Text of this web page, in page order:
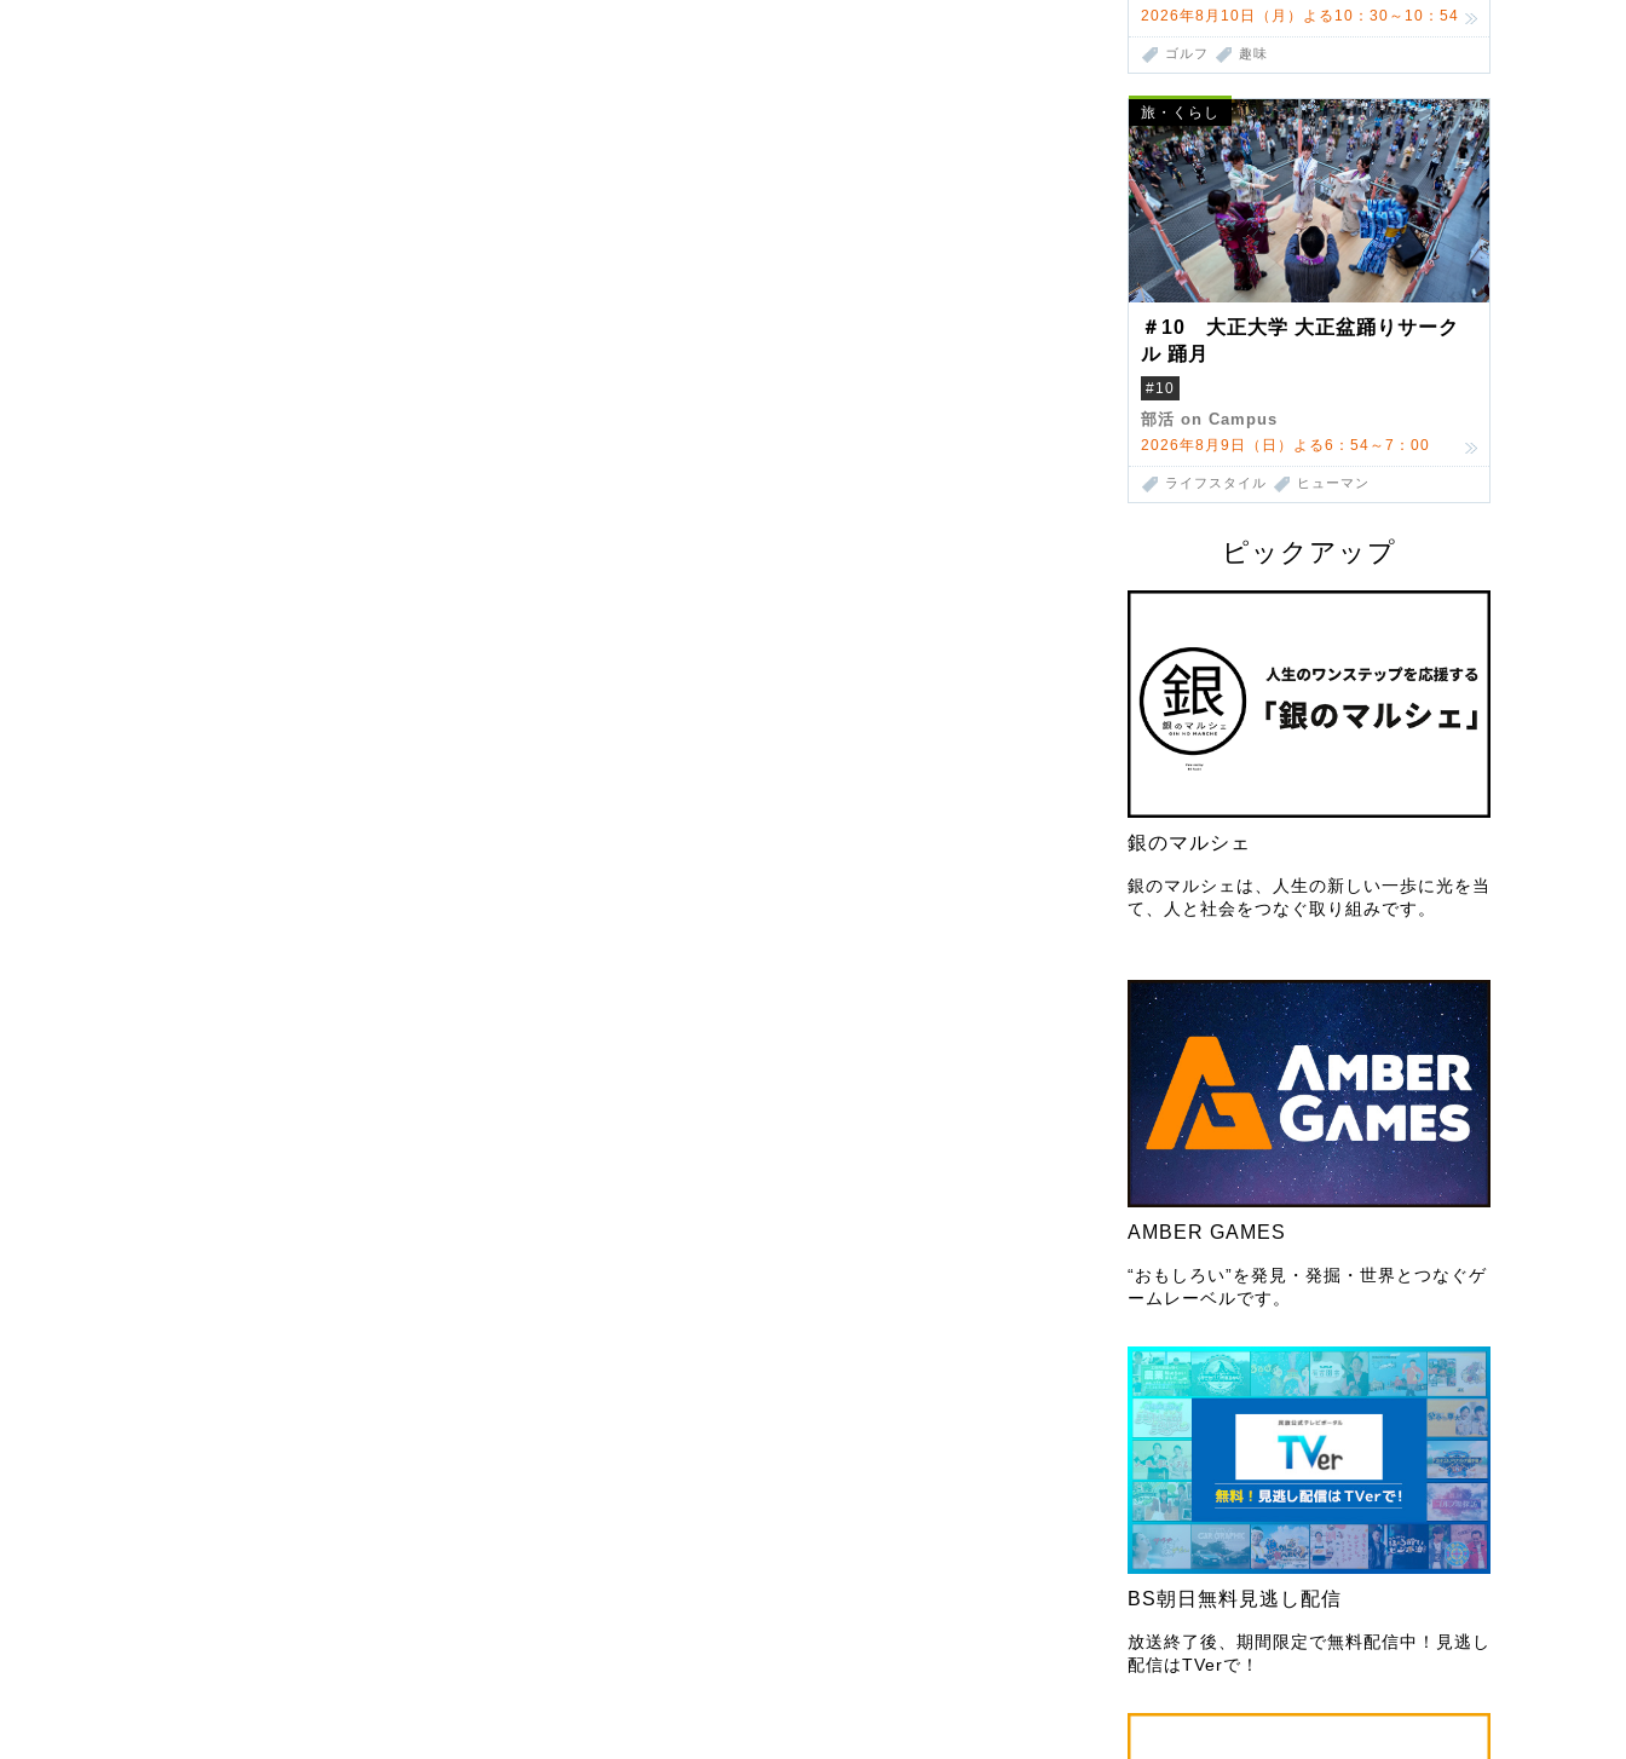
2026年8月10日（月）よる10：30～10：54
ゴルフ 趣味
旅・くらし
＃10 大正大学 大正盆踊りサーク
ル 踊月
#10
部活 on Campus
2026年8月9日（日）よる6：54～7：00
ライフスタイル ヒューマン
ピックアップ
銀のマルシェ
銀のマルシェは、人生の新しい一歩に光を当
て、人と社会をつなぐ取り組みです。
AMBER GAMES
“おもしろい”を発見・発掘・世界とつなぐゲ
ームレーベルです。
BS朝日無料見逃し配信
放送終了後、期間限定で無料配信中！見逃し
配信はTVerで！